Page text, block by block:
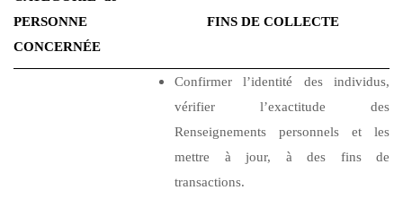
PERSONNE
CONCERNÉE
FINS DE COLLECTE
Confirmer l’identité des individus,
vérifier l’exactitude des
Renseignements personnels et les
mettre à jour, à des fins de
transactions.